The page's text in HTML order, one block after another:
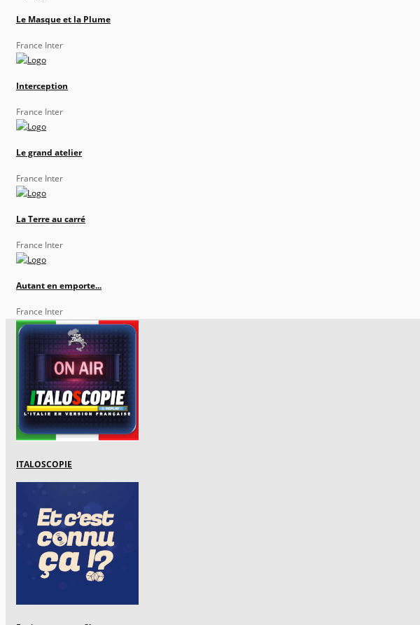
Le Masque et la Plume
France Inter
Interception
France Inter
Le grand atelier
France Inter
La Terre au carré
France Inter
Autant en emporte...
France Inter
ITALOSCOPIE